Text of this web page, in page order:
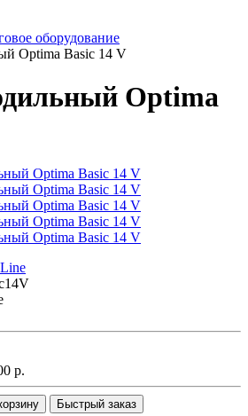
оборудование
Optima Basic 14 V
Optima
р.
Быстрый заказ